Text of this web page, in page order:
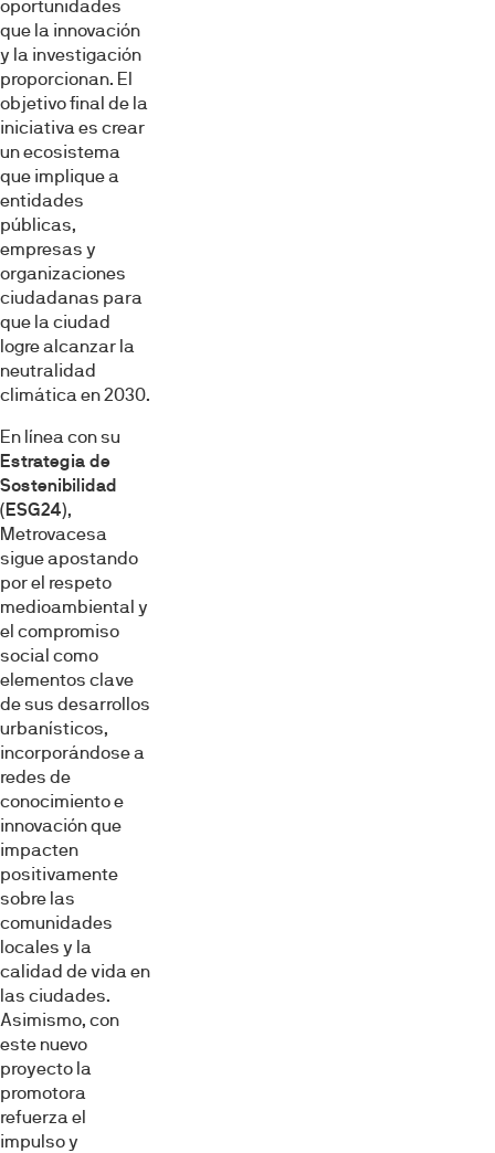
Esta página web usa cookies
Las cookies de este sitio web se usan para personalizar
el contenido y los anuncios, ofrecer funciones de redes
sociales y analizar el tráfico. Además, compartimos
información sobre el uso que haga del sitio web con
nuestros partners de redes sociales, publicidad y análisis
web, quienes pueden combinarla con otra información
que les haya proporcionado o que hayan recopilado a
partir del uso que haya hecho de sus servicios.
oportunidades
que la innovación
y la investigación
proporcionan. El
objetivo final de la
iniciativa es crear
un ecosistema
que implique a
entidades
públicas,
empresas y
organizaciones
ciudadanas para
que la ciudad
logre alcanzar la
neutralidad
climática en 2030.
En línea con su
Estrategia de
Sostenibilidad
(ESG24),
Metrovacesa
sigue apostando
por el respeto
medioambiental y
el compromiso
social como
elementos clave
de sus desarrollos
urbanísticos,
incorporándose a
redes de
conocimiento e
innovación que
impacten
positivamente
sobre las
comunidades
locales y la
calidad de vida en
las ciudades.
Asimismo, con
este nuevo
proyecto la
promotora
refuerza el
impulso y